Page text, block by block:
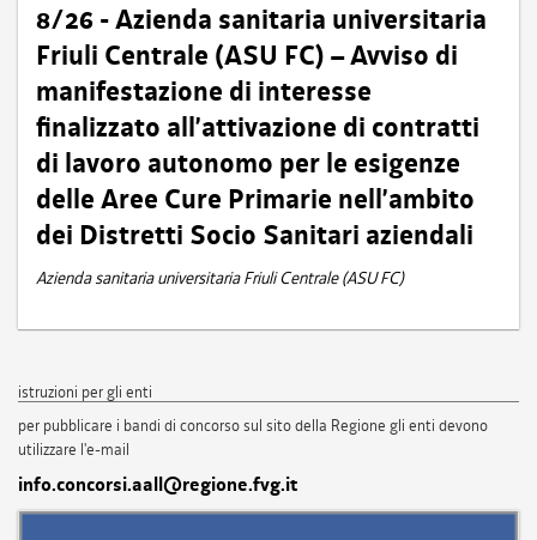
8/26 - Azienda sanitaria universitaria
Friuli Centrale (ASU FC) – Avviso di
manifestazione di interesse
finalizzato all’attivazione di contratti
di lavoro autonomo per le esigenze
delle Aree Cure Primarie nell’ambito
dei Distretti Socio Sanitari aziendali
Azienda sanitaria universitaria Friuli Centrale (ASU FC)
istruzioni per gli enti
per pubblicare i bandi di concorso sul sito della Regione gli enti devono
utilizzare l'e-mail
info.concorsi.aall@regione.fvg.it